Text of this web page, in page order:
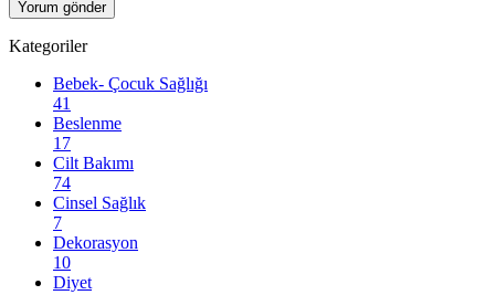
Kategoriler
Bebek- Çocuk Sağlığı
41
Beslenme
17
Cilt Bakımı
74
Cinsel Sağlık
7
Dekorasyon
10
Diyet